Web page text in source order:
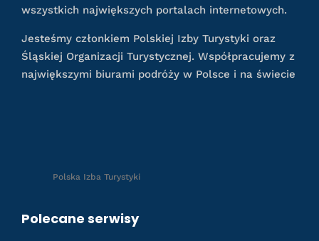
wszystkich największych portalach internetowych.
Jesteśmy członkiem Polskiej Izby Turystyki oraz
Śląskiej Organizacji Turystycznej. Współpracujemy z
największymi biurami podróży w Polsce i na świecie
Polska Izba Turystyki
Polecane serwisy